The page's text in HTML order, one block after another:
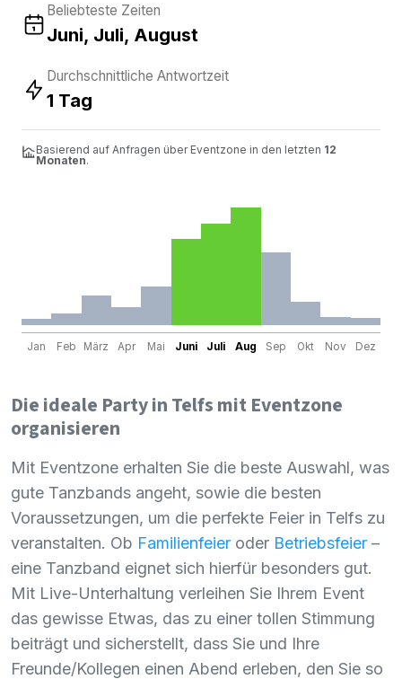
Beliebteste Zeiten
Juni, Juli, August
Durchschnittliche Antwortzeit
1 Tag
Basierend auf Anfragen über Eventzone in den letzten 12
Monaten.
Jan Feb März Apr Mai Juni Juli Aug Sep Okt Nov Dez
Die ideale Party in Telfs mit Eventzone
organisieren
Mit Eventzone erhalten Sie die beste Auswahl, was
gute Tanzbands angeht, sowie die besten
Voraussetzungen, um die perfekte Feier in Telfs zu
veranstalten. Ob Familienfeier oder Betriebsfeier –
eine Tanzband eignet sich hierfür besonders gut.
Mit Live-Unterhaltung verleihen Sie Ihrem Event
das gewisse Etwas, das zu einer tollen Stimmung
beiträgt und sicherstellt, dass Sie und Ihre
Freunde/Kollegen einen Abend erleben, den Sie so